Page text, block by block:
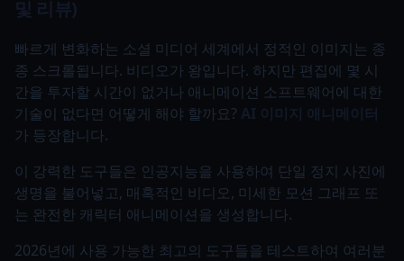
및 리뷰)
빠르게 변화하는 소셜 미디어 세계에서 정적인 이미지는 종
종 스크롤됩니다. 비디오가 왕입니다. 하지만 편집에 몇 시
간을 투자할 시간이 없거나 애니메이션 소프트웨어에 대한
기술이 없다면 어떻게 해야 할까요? AI 이미지 애니메이터
가 등장합니다.
이 강력한 도구들은 인공지능을 사용하여 단일 정지 사진에
생명을 불어넣고, 매혹적인 비디오, 미세한 모션 그래프 또
는 완전한 캐릭터 애니메이션을 생성합니다.
2026년에 사용 가능한 최고의 도구들을 테스트하여 여러분